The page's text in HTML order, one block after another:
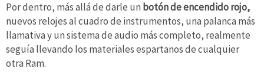
Por dentro, más allá de darle un botón de encendido rojo,
nuevos relojes al cuadro de instrumentos, una palanca más
llamativa y un sistema de audio más completo, realmente
seguía llevando los materiales espartanos de cualquier
otra Ram.